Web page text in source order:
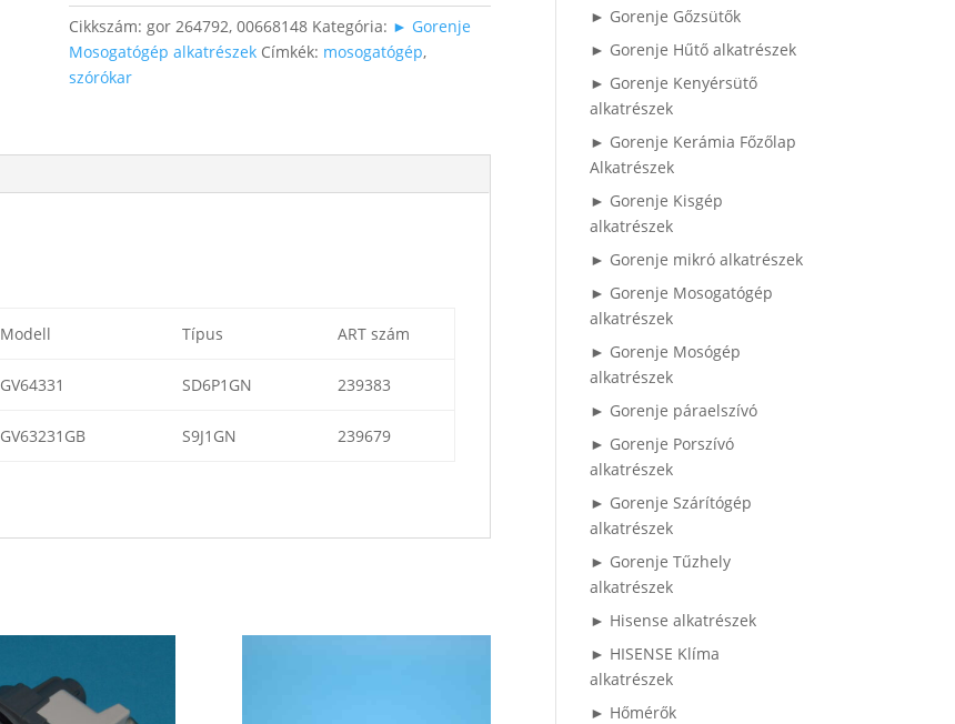
mennyiség
Cikkszám:gor 264792, 00668148 Kategória: ► Gorenje
Mosogatógép alkatrészek Címkék: mosogatógép,
szórókar
Modell Típus ART szám
GV64331 SD6P1GN 239383
GV63231GB S9J1GN 239679
► Gorenje Gőzsütők
► Gorenje Hűtő alkatrészek
► Gorenje Kenyérsütő
alkatrészek
► Gorenje Kerámia Főzőlap
Alkatrészek
► Gorenje Kisgép
alkatrészek
► Gorenje mikró alkatrészek
► Gorenje Mosogatógép
alkatrészek
► Gorenje Mosógép
alkatrészek
► Gorenje páraelszívó
► Gorenje Porszívó
alkatrészek
► Gorenje Szárítógép
alkatrészek
► Gorenje Tűzhely
alkatrészek
► Hisense alkatrészek
► HISENSE Klíma
alkatrészek
► Hőmérők